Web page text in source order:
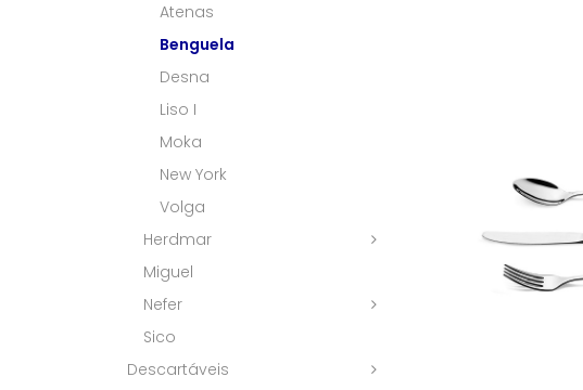
Atenas
Benguela
Desna
Liso I
Moka
New York
Volga
Herdmar
Miguel
Nefer
Sico
Descartáveis